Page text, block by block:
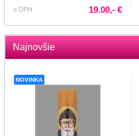
s DPH 19.00,- €
Najnovšie
NOVINKA